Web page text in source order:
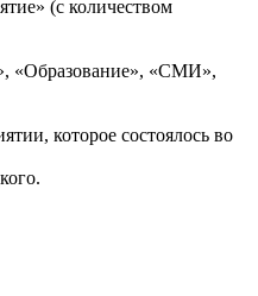
(с количеством
«Образование», «СМИ»,
которое состоялось во